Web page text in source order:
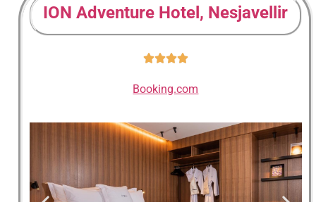
ION Adventure Hotel, Nesjavellir
Booking.com